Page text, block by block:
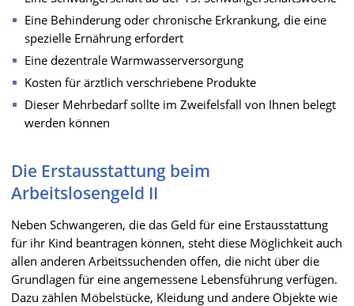
Eine Behinderung oder chronische Erkrankung, die eine
spezielle Ernährung erfordert
Eine dezentrale Warmwasserversorgung
Kosten für ärztlich verschriebene Produkte
Dieser Mehrbedarf sollte im Zweifelsfall von Ihnen belegt
werden können
Die Erstausstattung beim
Arbeitslosengeld II
Neben Schwangeren, die das Geld für eine Erstausstattung
für ihr Kind beantragen können, steht diese Möglichkeit auch
allen anderen Arbeitssuchenden offen, die nicht über die
Grundlagen für eine angemessene Lebensführung verfügen.
Dazu zählen Möbelstücke, Kleidung und andere Objekte wie